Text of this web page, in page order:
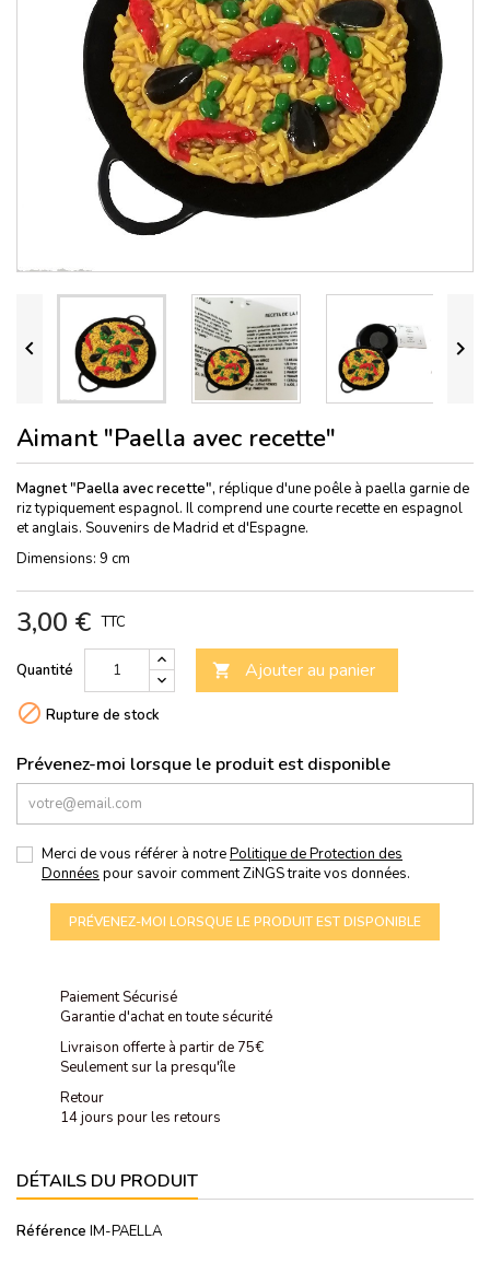
 
Aimant "Paella avec recette"
Magnet "Paella avec recette", réplique d'une poêle à paella garnie de
riz typiquement espagnol. Il comprend une courte recette en espagnol
et anglais. Souvenirs de Madrid et d'Espagne.
Dimensions: 9 cm
3,00 € TTC
Quantité  Ajouter au panier
 Rupture de stock
Prévenez-moi lorsque le produit est disponible
Merci de vous référer à notrePolitique de Protection des
Données pour savoir comment ZiNGS traite vos données.
PRÉVENEZ-MOI LORSQUE LE PRODUIT EST DISPONIBLE
Paiement Sécurisé
Garantie d'achat en toute sécurité
Livraison offerte à partir de 75€
Seulement sur la presqu'île
Retour
14 jours pour les retours
DÉTAILS DU PRODUIT
Référence IM-PAELLA